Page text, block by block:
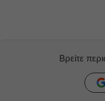
Βρείτε